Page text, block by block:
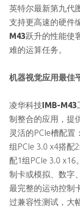
英特尔最新第九代
支持更高速的硬件
M43跃升的性能使
难的运算任务。
机器视觉应用最佳
凌华科技IMB-M43
制整合的应用，提
灵活的PCIe槽配置
组PCIe 3.0 x4搭配
配1组PCIe 3.0 x16
制卡或模拟、数字
最完整的运动控制
过兼容性测试，大